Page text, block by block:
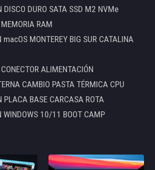
DISCO DURO SATA SSD M2 NVMe
RAM
macOS MONTEREY BIG SUR CATALINA
ALIMENTACIÓN
CAMBIO PASTA TÉRMICA CPU
PLACA BASE CARCASA ROTA
WINDOWS 10/11 BOOT CAMP